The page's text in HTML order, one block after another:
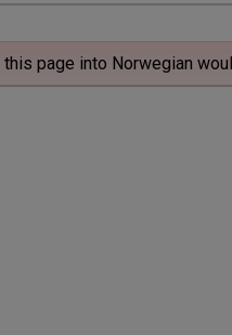
this page into Norwegian